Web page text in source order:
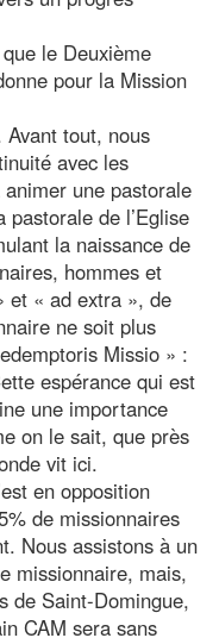
le Deuxième
pour la Mission
Avant tout, nous
avec les
une pastorale
de l’Eglise
la naissance de
hommes et
et « ad extra », de
ne soit plus
Missio » :
espérance qui est
une importance
on le sait, que près
vit ici.
en opposition
de missionnaires
Nous assistons à un
missionnaire, mais,
de Saint-Domingue,
CAM sera sans